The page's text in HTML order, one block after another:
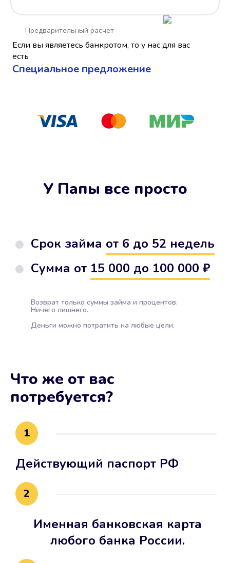
Если вы являетесь банкротом, то у нас для вас
есть
Cпециальное предложение
Предварительный расчёт
У Папы все просто
Срок займа от 6 до 52 недель
Сумма от 15 000 до 100 000 ₽
Возврат только суммы займа и процентов.
Ничего лишнего.
Деньги можно потратить на любые цели.
Что же от вас
потребуется?
1
Действующий паспорт РФ
2
Именная банковская карта
любого банка России.